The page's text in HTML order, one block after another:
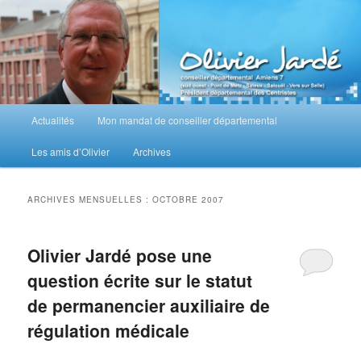
au
contenu
principal
au
contenu
secondaire
u
Actualités Mon mandat de conseiller départemental
Les amis d’Olivier Archives
ARCHIVES MENSUELLES :OCTOBRE 2007
Olivier Jardé pose une
question écrite sur le statut
de permanencier auxiliaire de
régulation médicale